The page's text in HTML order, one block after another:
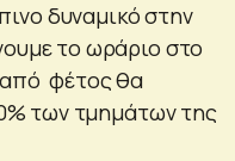
δυναμικό στην
το ωράριο στο
από φέτος θα
των τμημάτων της